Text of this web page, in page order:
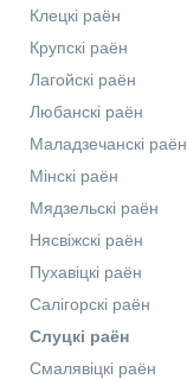
Клецкі раён
Крупскі раён
Лагойскі раён
Любанскі раён
Маладзечанскі раён
Мінскі раён
Мядзельскі раён
Нясвіжскі раён
Пухавіцкі раён
Салігорскі раён
Слуцкі раён
Смалявіцкі раён